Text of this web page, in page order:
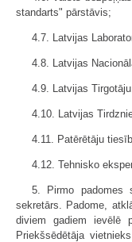
standarts" pārstāvis;
4.7. Latvijas
4.8. Latvijas
4.9. Latvijas
4.10. Latvijas
4.11. Patērētāju
4.12. Tehnisko
5. Pirmo padomes
sekretārs. Padome,
diviem gadiem ievēlē
Priekšsēdētāja